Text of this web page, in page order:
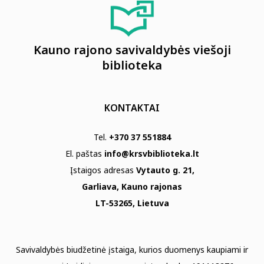
Kauno rajono savivaldybės viešoji
biblioteka
KONTAKTAI
Tel. +370 37 551884
El. paštas info@krsvbiblioteka.lt
Įstaigos adresas Vytauto g. 21,
Garliava, Kauno rajonas
LT-53265, Lietuva
Savivaldybės biudžetinė įstaiga, kurios duomenys kaupiami ir